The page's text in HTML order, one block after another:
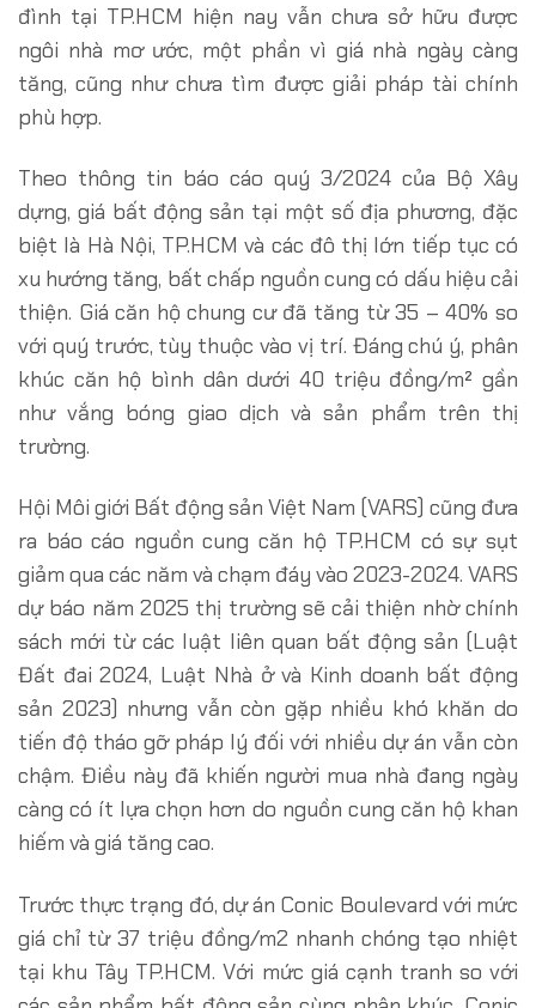
đình tại TP.HCM hiện nay vẫn chưa sở hữu được
ngôi nhà mơ ước, một phần vì giá nhà ngày càng
tăng, cũng như chưa tìm được giải pháp tài chính
phù hợp.
Theo thông tin báo cáo quý 3/2024 của Bộ Xây
dựng, giá bất động sản tại một số địa phương, đặc
biệt là Hà Nội, TP.HCM và các đô thị lớn tiếp tục có
xu hướng tăng, bất chấp nguồn cung có dấu hiệu cải
thiện. Giá căn hộ chung cư đã tăng từ 35 – 40% so
với quý trước, tùy thuộc vào vị trí. Đáng chú ý, phân
khúc căn hộ bình dân dưới 40 triệu đồng/m² gần
như vắng bóng giao dịch và sản phẩm trên thị
trường.
Hội Môi giới Bất động sản Việt Nam (VARS) cũng đưa
ra báo cáo nguồn cung căn hộ TP.HCM có sự sụt
giảm qua các năm và chạm đáy vào 2023-2024. VARS
dự báo năm 2025 thị trường sẽ cải thiện nhờ chính
sách mới từ các luật liên quan bất động sản (Luật
Đất đai 2024, Luật Nhà ở và Kinh doanh bất động
sản 2023) nhưng vẫn còn gặp nhiều khó khăn do
tiến độ tháo gỡ pháp lý đối với nhiều dự án vẫn còn
chậm. Điều này đã khiến người mua nhà đang ngày
càng có ít lựa chọn hơn do nguồn cung căn hộ khan
hiếm và giá tăng cao.
Trước thực trạng đó, dự án Conic Boulevard với mức
giá chỉ từ 37 triệu đồng/m2 nhanh chóng tạo nhiệt
tại khu Tây TP.HCM. Với mức giá cạnh tranh so với